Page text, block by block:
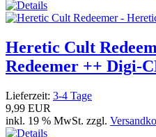
Heretic Cult
Redeemer ++ Digi-
Lieferzeit: 3-4 Tage
9,99 EUR
inkl. 19 % MwSt. zzgl.